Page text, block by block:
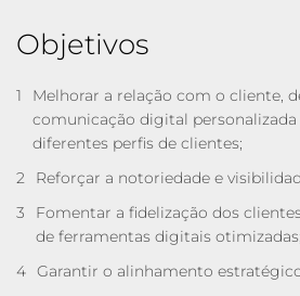
Objetivos
1
Melhorar a relação com o cliente,
comunicação digital personalizada
diferentes perfis de clientes;
2
Reforçar a notoriedade e
3
Fomentar a fidelização dos
de ferramentas digitais otimizadas;
4 Garantir o alinhamento